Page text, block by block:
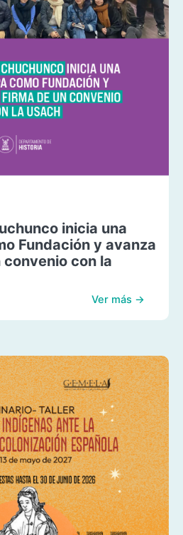
inicia una
Fundación y avanza
con la
Ver más →